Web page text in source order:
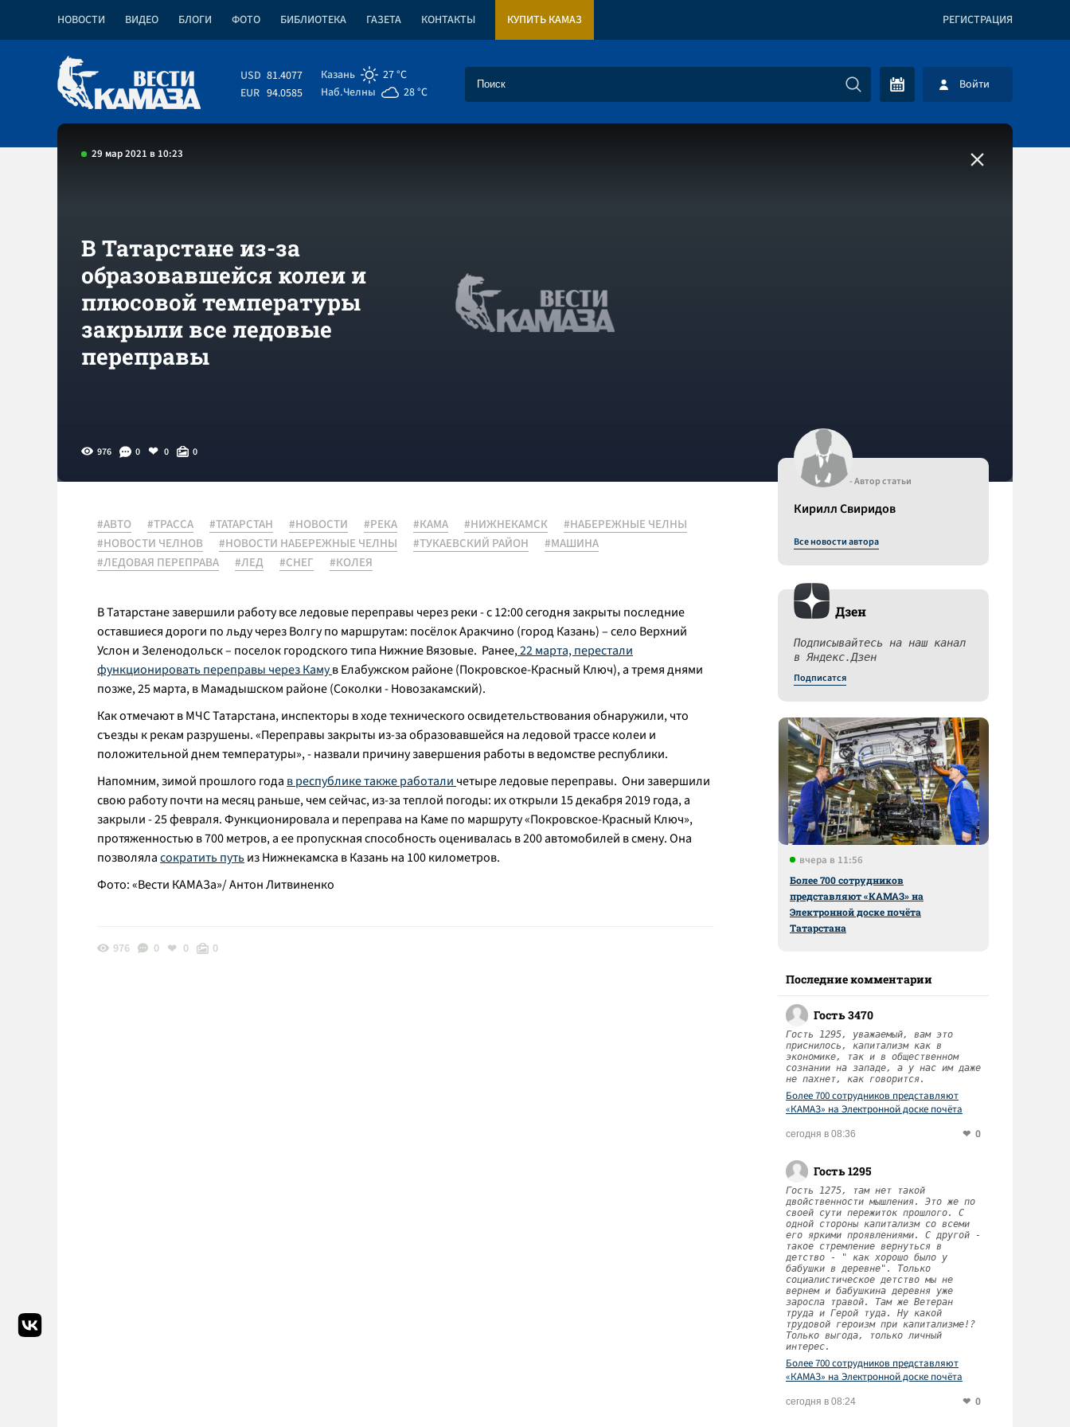
НОВОСТИ ВИДЕО БЛОГИ ФОТО БИБЛИОТЕКА ГАЗЕТА КОНТАКТЫ КУПИТЬ КАМАЗ РЕГИСТРАЦИЯ
USD 81.4077
EUR 94.0585
Казань
27 °C
Наб.Челны
28 °C Войти
29 мар 2021 в 10:23
В Татарстане из-за
образовавшейся колеи и
плюсовой температуры
закрыли все ледовые
переправы
976 0 0 0
#АВТО #ТРАССА #ТАТАРСТАН #НОВОСТИ #РЕКА #КАМА #НИЖНЕКАМСК
#НАБЕРЕЖНЫЕ ЧЕЛНЫ
#НОВОСТИ ЧЕЛНОВ
#НОВОСТИ НАБЕРЕЖНЫЕ ЧЕЛНЫ #ТУКАЕВСКИЙ РАЙОН
#МАШИНА
#ЛЕДОВАЯ ПЕРЕПРАВА
#ЛЕД #СНЕГ #КОЛЕЯ
В Татарстане завершили работу все ледовые переправы через реки - с 12:00 сегодня закрыты последние
оставшиеся дороги по льду через Волгу по маршрутам: посёлок Аракчино (город Казань) – село Верхний
Услон и Зеленодольск – поселок городского типа Нижние Вязовые. Ранее,22 марта, перестали
функционировать переправы через Камув Елабужском районе (Покровское-Красный Ключ), а тремя днями
позже, 25 марта, в Мамадышском районе (Соколки - Новозакамский).
Как отмечают в МЧС Татарстана, инспекторы в ходе технического освидетельствования обнаружили, что
съезды к рекам разрушены. «Переправы закрыты из-за образовавшейся на ледовой трассе колеи и
положительной днем температуры», - назвали причину завершения работы в ведомстве республики.
Напомним, зимой прошлого года в республике также работали четыре ледовые переправы. Они завершили
свою работу почти на месяц раньше, чем сейчас, из-за теплой погоды: их открыли 15 декабря 2019 года, а
закрыли - 25 февраля. Функционировала и переправа на Каме по маршруту «Покровское-Красный Ключ»,
протяженностью в 700 метров, а ее пропускная способность оценивалась в 200 автомобилей в смену. Она
позволяласократить путьиз Нижнекамска в Казань на 100 километров.
Фото: «Вести КАМАЗа»/ Антон Литвиненко
976 0 0 0
- Автор статьи
Кирилл Свиридов
Все новости автора
Дзен
Подписывайтесь на наш канал
в Яндекс.Дзен
Подписатся
вчера в 11:56
Более 700 сотрудников
представляют «КАМАЗ» на
Электронной доске почёта
Татарстана
Последние комментарии
Гость 3470
Гость 1295, уважаемый, вам это
приснилось, капитализм как в
экономике, так и в общественном
сознании на западе, а у нас им даже
не пахнет, как говорится.
Более 700 сотрудников представляют
«КАМАЗ» на Электронной доске почёта
сегодня в 08:36 0
Гость 1295
Гость 1275, там нет такой
двойственности мышления. Это же по
своей сути пережиток прошлого. С
одной стороны капитализм со всеми
его яркими проявлениями. С другой -
такое стремление вернуться в
детство - " как хорошо было у
бабушки в деревне". Только
социалистическое детство мы не
вернем и бабушкина деревня уже
заросла травой. Там же Ветеран
труда и Герой туда. Ну какой
трудовой героизм при капитализме!?
Только выгода, только личный
интерес.
Более 700 сотрудников представляют
«КАМАЗ» на Электронной доске почёта
сегодня в 08:24 0